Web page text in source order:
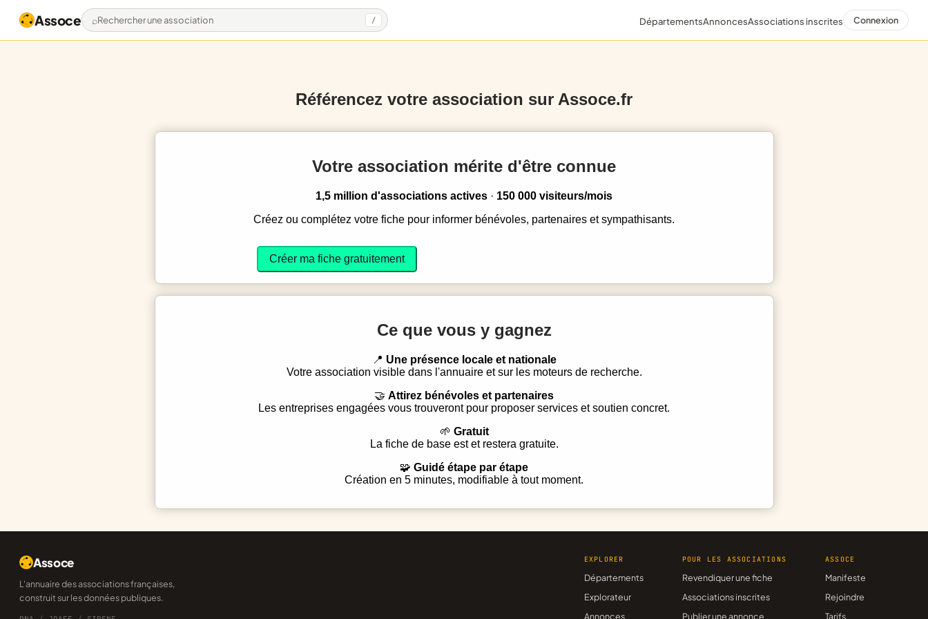
Assoce Rechercher une association / DépartementsAnnoncesAssociations inscrites Connexion
Référencez votre association sur Assoce.fr
Votre association mérite d'être connue
1,5 million d'associations actives · 150 000 visiteurs/mois
Créez ou complétez votre fiche pour informer bénévoles, partenaires et sympathisants.
Créer ma fiche gratuitement
Ce que vous y gagnez
Une présence locale et nationale
Votre association visible dans l'annuaire et sur les moteurs de recherche.
Attirez bénévoles et partenaires
Les entreprises engagées vous trouveront pour proposer services et soutien concret.
Gratuit
La fiche de base est et restera gratuite.
Guidé étape par étape
Création en 5 minutes, modifiable à tout moment.
Assoce
L'annuaire des associations françaises,
construit sur les données publiques.
EXPLORER
Départements
Explorateur
Annonces
POUR LES ASSOCIATIONS
Revendiquer une fiche
Associations inscrites
Publier une annonce
ASSOCE
Manifeste
Rejoindre
Tarifs